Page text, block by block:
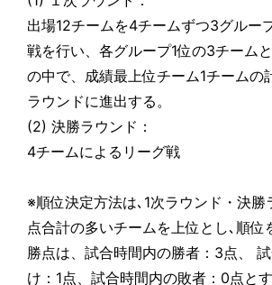
出場12チームを4チームずつ3グルー
戦を行い、各グループ1位の3チーム
の中で、成績最上位チーム1チームの
ラウンドに進出する。
(2) 決勝ラウンド：
4チームによるリーグ戦
※順位決定方法は､1次ラウンド・決勝
点合計の多いチームを上位とし､順位
勝点は、試合時間内の勝者：3点、
け：1点、試合時間内の敗者：0点と